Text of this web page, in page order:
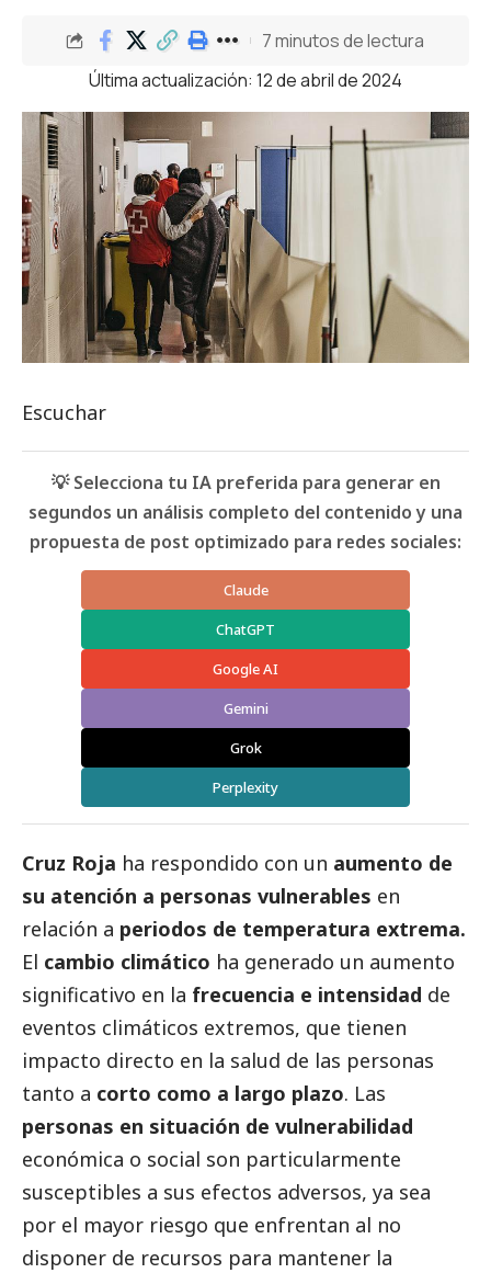
Última actualización: 12 de abril de 2024
7 minutos de lectura
Escuchar
💡 Selecciona tu IA preferida para generar en
segundos un análisis completo del contenido y una
propuesta de post optimizado para redes sociales:
Claude
ChatGPT
Google AI
Gemini
Grok
Perplexity
Cruz Roja ha respondido con un aumento de
su atención a personas vulnerables en
relación a periodos de temperatura extrema.
El cambio climático ha generado un aumento
significativo en la frecuencia e intensidad de
eventos climáticos extremos, que tienen
impacto directo en la salud de las personas
tanto a corto como a largo plazo. Las
personas en situación de vulnerabilidad
económica o social son particularmente
susceptibles a sus efectos adversos, ya sea
por el mayor riesgo que enfrentan al no
disponer de recursos para mantener la